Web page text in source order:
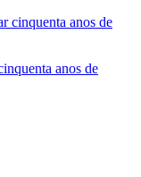
anos de